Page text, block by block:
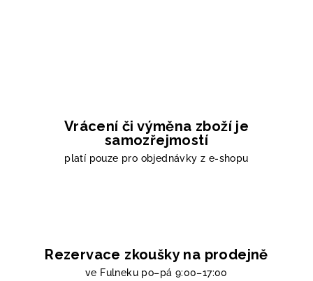
Vrácení či výměna zboží je
samozřejmostí
platí pouze pro objednávky z e-shopu
Rezervace zkoušky na prodejně
ve Fulneku po–pá 9:00–17:00